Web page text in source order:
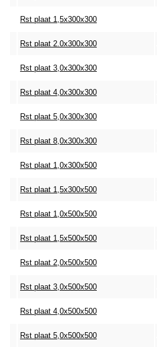
Rst plaat 1,5x300x300
Rst plaat 2.0x300x300
Rst plaat 3,0x300x300
Rst plaat 4,0x300x300
Rst plaat 5,0x300x300
Rst plaat 8,0x300x300
Rst plaat 1,0x300x500
Rst plaat 1,5x300x500
Rst plaat 1,0x500x500
Rst plaat 1,5x500x500
Rst plaat 2,0x500x500
Rst plaat 3,0x500x500
Rst plaat 4,0x500x500
Rst plaat 5,0x500x500